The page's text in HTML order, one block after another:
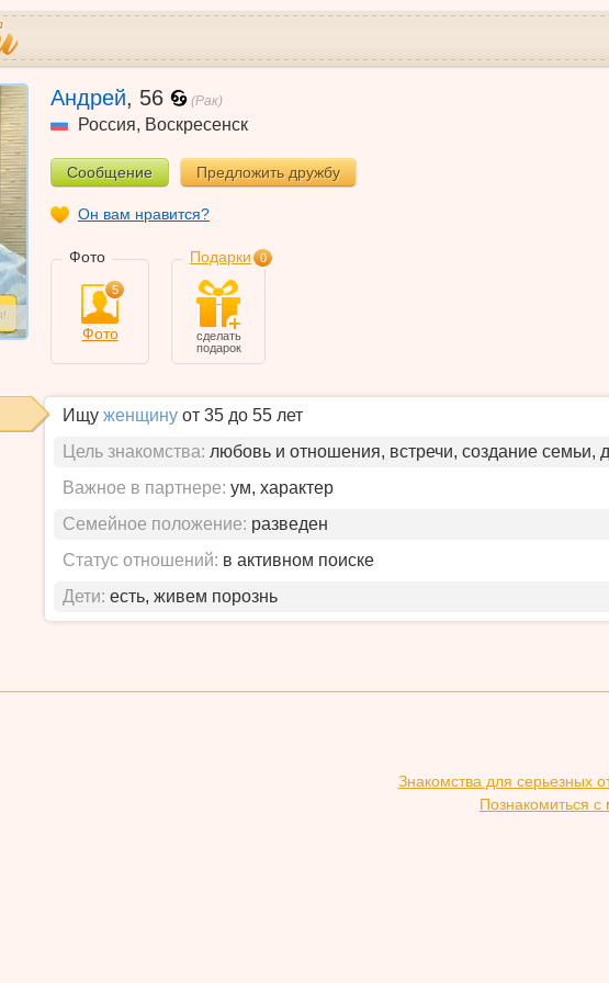
Андрей, 56 (Рак)
Россия, Воскресенск
Сообщение Предложить дружбу
Он вам нравится?
Фото
5
Фото
Подарки 0
сделать
подарок
Ищу женщину от 35 до 55 лет
Цель знакомства: любовь и отношения, встречи, создание семьи,
Важное в партнере: ум, характер
Семейное положение: разведен
Статус отношений: в активном поиске
Дети: есть, живем порознь
Знакомства для серьезных
Познакомиться с